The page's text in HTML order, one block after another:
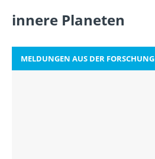
innere Planeten
MELDUNGEN AUS DER FORSCHUNG